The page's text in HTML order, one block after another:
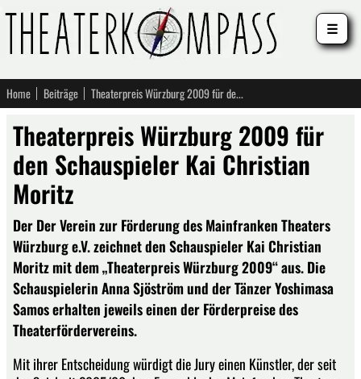
Home Beiträge Theaterpreis Würzburg 2009 für den Schauspieler Kai Christian Moritz
Theaterpreis Würzburg 2009 für
den Schauspieler Kai Christian
Moritz
Der Der Verein zur Förderung des Mainfranken Theaters
Würzburg e.V. zeichnet den Schauspieler Kai Christian
Moritz mit dem „Theaterpreis Würzburg 2009“ aus. Die
Schauspielerin Anna Sjöström und der Tänzer Yoshimasa
Samos erhalten jeweils einen der Förderpreise des
Theaterfördervereins.
Mit ihrer Entscheidung würdigt die Jury einen Künstler, der seit
☰